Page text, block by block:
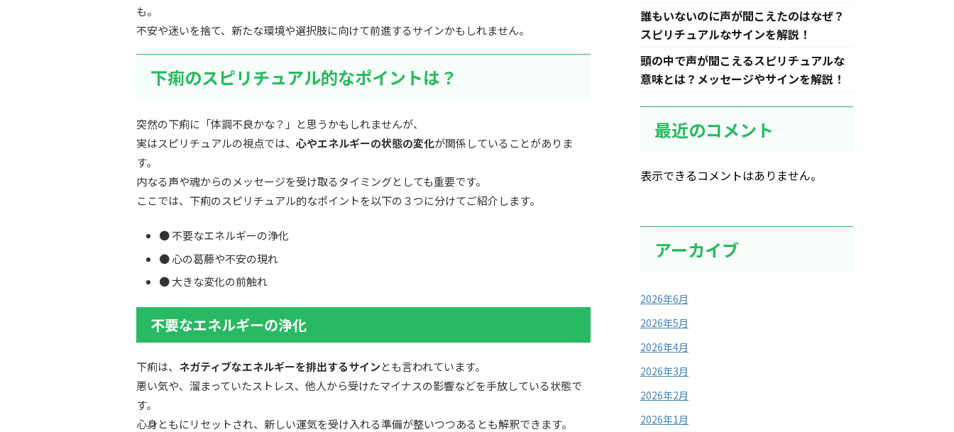
も。
不安や迷いを捨て、新たな環境や選択肢に向けて前進するサインかもしれません。
下痢のスピリチュアル的なポイントは？
突然の下痢に「体調不良かな？」と思うかもしれませんが、
実はスピリチュアルの視点では、 心やエネルギーの状態の変化が関係していることがありま
す。
内なる声や魂からのメッセージを受け取るタイミングとしても重要です。
ここでは、下痢のスピリチュアル的なポイントを以下の３つに分けてご紹介します。
● 不要なエネルギーの浄化
● 心の葛藤や不安の現れ
● 大きな変化の前触れ
不要なエネルギーの浄化
下痢は、 ネガティブなエネルギーを排出するサインとも言われています。
悪い気や、溜まっていたストレス、他人から受けたマイナスの影響などを手放している状態で
す。
心身ともにリセットされ、新しい運気を受け入れる準備が整いつつあるとも解釈できます。
誰もいないのに声が聞こえたのはなぜ？
スピリチュアルなサインを解説！
頭の中で声が聞こえるスピリチュアルな
意味とは？メッセージやサインを解説！
最近のコメント
表示できるコメントはありません。
アーカイブ
2026年6月
2026年5月
2026年4月
2026年3月
2026年2月
2026年1月